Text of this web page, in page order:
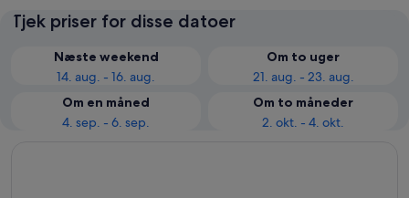
Tjek priser for disse datoer
Næste weekend
14. aug. - 16. aug.
Om to uger
21. aug. - 23. aug.
Om en måned
4. sep. - 6. sep.
Om to måneder
2. okt. - 4. okt.